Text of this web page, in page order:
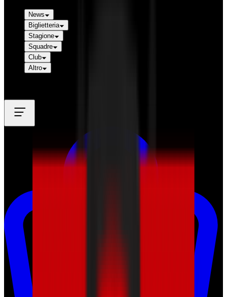
News
Biglietteria
Stagione
Squadre
Club
Altro